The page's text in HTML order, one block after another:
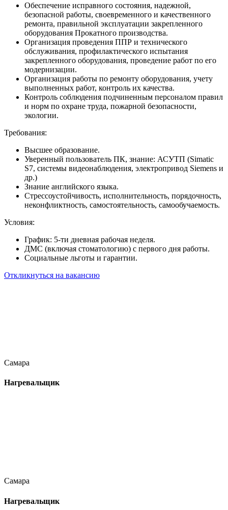
Обеспечение исправного состояния, надежной,
безопасной работы, своевременного и качественного
ремонта, правильной эксплуатации закрепленного
оборудования Прокатного производства.
Организация проведения ППР и технического
обслуживания, профилактического испытания
закрепленного оборудования, проведение работ по его
модернизации.
Организация работы по ремонту оборудования, учету
выполненных работ, контроль их качества.
Контроль соблюдения подчиненным персоналом правил
и норм по охране труда, пожарной безопасности,
экологии.
Требования:
Высшее образование.
Уверенный пользователь ПК, знание: АСУТП (Simatic
S7, системы видеонаблюдения, электропривод Siemens и
др.)
Знание английского языка.
Стрессоустойчивость, исполнительность, порядочность,
неконфликтность, самостоятельность, самообучаемость.
Условия:
График: 5-ти дневная рабочая неделя.
ДМС (включая стоматологию) с первого дня работы.
Социальные льготы и гарантии.
Откликнуться на вакансию
Самара
Нагревальщик
Самара
Нагревальщик